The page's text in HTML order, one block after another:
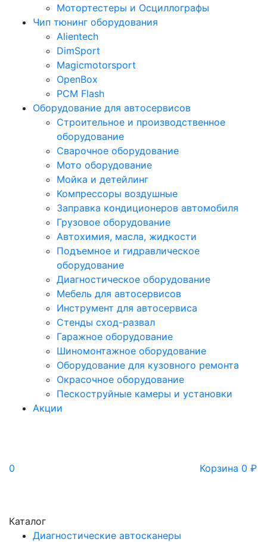
Мотортестеры и Осциллографы
Чип тюнинг оборудования
Alientech
DimSport
Magicmotorsport
OpenBox
PCM Flash
Оборудование для автосервисов
Строительное и производственное
оборудование
Сварочное оборудование
Мото оборудование
Мойка и детейлинг
Компрессоры воздушные
Заправка кондиционеров автомобиля
Грузовое оборудование
Автохимия, масла, жидкости
Подъемное и гидравлическое
оборудование
Диагностическое оборудование
Мебель для автосервисов
Инструмент для автосервиса
Стенды сход-развал
Гаражное оборудование
Шиномонтажное оборудование
Оборудование для кузовного ремонта
Окрасочное оборудование
Пескоструйные камеры и установки
Акции
0 Корзина 0 ₽
Каталог
Диагностические автосканеры